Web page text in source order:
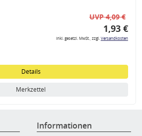
UVP 4,09 €
1,93 €
inkl. gesetzl. MwSt., zzgl.Versandkosten
Details
Merkzettel
Informationen